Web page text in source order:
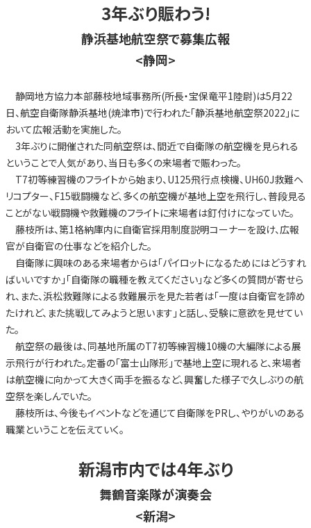
3年ぶり賑わう!
静浜基地航空祭で募集広報
<静岡>
静岡地方協力本部藤枝地域事務所(所長・宝保竜平1陸尉)は5月22
日、航空自衛隊静浜基地(焼津市)で行われた「静浜基地航空祭2022」に
おいて広報活動を実施した。
3年ぶりに開催された同航空祭は、間近で自衛隊の航空機を見られる
ということで人気があり、当日も多くの来場者で賑わった。
T7初等練習機のフライトから始まり、U125飛行点検機、UH60J救難ヘ
リコプター、F15戦闘機など、多くの航空機が基地上空を飛行し、普段見る
ことがない戦闘機や救難機のフライトに来場者は釘付けになっていた。
藤枝所は、第1格納庫内に自衛官採用制度説明コーナーを設け、広報
官が自衛官の仕事などを紹介した。
自衛隊に興味のある来場者からは「パイロットになるためにはどうすれ
ばいいですか」「自衛隊の職種を教えてください」など多くの質問が寄せら
れ、また、浜松救難隊による救難展示を見た若者は「一度は自衛官を諦め
たけれど、また挑戦してみようと思います」と話し、受験に意欲を見せてい
た。
航空祭の最後は、同基地所属のT7初等練習機10機の大編隊による展
示飛行が行われた。定番の「富士山隊形」で基地上空に現れると、来場者
は航空機に向かって大きく両手を振るなど、興奮した様子で久しぶりの航
空祭を楽しんでいた。
藤枝所は、今後もイベントなどを通じて自衛隊をPRし、やりがいのある
職業ということを伝えていく。
新潟市内では4年ぶり
舞鶴音楽隊が演奏会
<新潟>